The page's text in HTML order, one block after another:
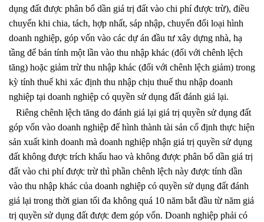
dụng đất được phân bổ dần giá trị đất vào chi phí được trừ), điều
chuyển khi chia, tách, hợp nhất, sáp nhập, chuyển đổi loại hình
doanh nghiệp, góp vốn vào các dự án đầu tư xây dựng nhà, hạ
tầng để bán tính một lần vào thu nhập khác (đối với chênh lệch
tăng) hoặc giảm trừ thu nhập khác (đối với chênh lệch giảm) trong
kỳ tính thuế khi xác định thu nhập chịu thuế thu nhập doanh
nghiệp tại doanh nghiệp có quyền sử dụng đất đánh giá lại.
Riêng chênh lệch tăng do đánh giá lại giá trị quyền sử dụng đất
góp vốn vào doanh nghiệp để hình thành tài sản cố định thực hiện
sản xuất kinh doanh mà doanh nghiệp nhận giá trị quyền sử dụng
đất không được trích khấu hao và không được phân bổ dần giá trị
đất vào chi phí được trừ thì phần chênh lệch này được tính dần
vào thu nhập khác của doanh nghiệp có quyền sử dụng đất đánh
giá lại trong thời gian tối đa không quá 10 năm bắt đầu từ năm giá
trị quyền sử dụng đất được đem góp vốn. Doanh nghiệp phải có